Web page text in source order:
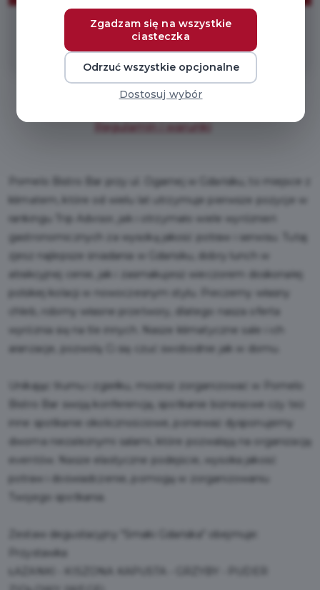
* Wymagany Pakiet Smaki Gdańska Solo
Regulamin i warunki
Pomelo Bistro Bar przy ul. Ogarnej w Gdańsku, to miejsce z
klimatem, które od wielu lat utrzymuje pierwsze pozycje w
rankingu Trip Advisor, jak i otrzymało wiele wyróżnień
gastronomicznych za wysoką jakość potraw i serwisu. Tutaj
zjesz najlepsze śniadania w Gdańsku, dobry lunch w
atrakcyjnej cenie, jak i zasmakujesz wieczorem doskonałej
polskiej kolacji w nowoczesnym stylu. Pieczemy własny
chleb, robimy własne przetwory, dlatego nasza oferta
wyróżnia się na tle innych. Nasze klimatyczne sale i ich
aranżacje, pozwolą Ci się czuć swobodnie jak w domu.
Unikając tłumu i zgiełku, możesz zorganizować w Pomelo
Bistro Bar swoją konferencję, spotkanie biznesowe czy też
inne spotkanie okolicznościowe, ponieważ dysponujemy
dwoma niezależnymi salami, które pozwalają na organizację
eventów. Nasze elastyczne podejście, wysoka jakość
potraw i doświadczenie, pomogą w zorganizowaniu
Twojego spotkania.
Zestaw degustacyjny "Smaki Gdańska" obejmuje:
Przystawka
Zgadzam się na wszystkie
ciasteczka
Odrzuć wszystkie opcjonalne
Dostosuj wybór